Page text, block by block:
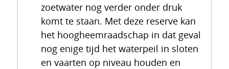
zoetwater nog verder onder druk
komt te staan. Met deze reserve kan
het hoogheemraadschap in dat geval
nog enige tijd het waterpeil in sloten
en vaarten op niveau houden en